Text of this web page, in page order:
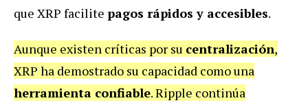
que XRP facilite pagos rápidos y accesibles.
Aunque existen críticas por su centralización,
XRP ha demostrado su capacidad como una
herramienta confiable. Ripple continúa